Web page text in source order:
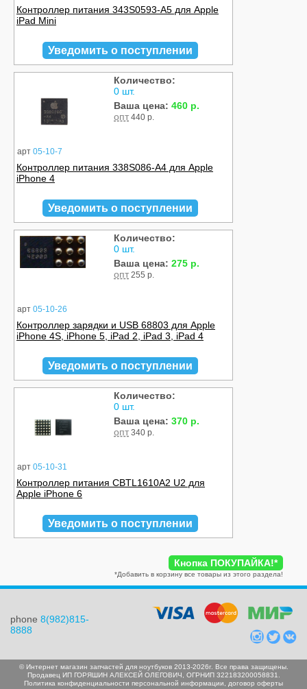
Контроллер питания 343S0593-A5 для Apple
iPad Mini
Уведомить о поступлении
арт 05-10-7
Количество:
0 шт.
Ваша цена: 460 р.
опт 440 р.
Контроллер питания 338S086-A4 для Apple
iPhone 4
Уведомить о поступлении
арт 05-10-26
Количество:
0 шт.
Ваша цена: 275 р.
опт 255 р.
Контроллер зарядки и USB 68803 для Apple
iPhone 4S, iPhone 5, iPad 2, iPad 3, iPad 4
Уведомить о поступлении
арт 05-10-31
Количество:
0 шт.
Ваша цена: 370 р.
опт 340 р.
Контроллер питания CBTL1610A2 U2 для
Apple iPhone 6
Уведомить о поступлении
Кнопка ПОКУПАЙКА!*
*Добавить в корзину все товары из этого раздела!
phone 8(982)815-
8888
© Интернет магазин запчастей для ноутбуков 2013-2026г. Все права защищены.
Продавец ИП ГОРЯШИН АЛЕКСЕЙ ОЛЕГОВИЧ, ОГРНИП 322183200058831.
Политика конфиденциальности персональной информации, договор оферты